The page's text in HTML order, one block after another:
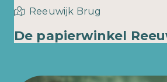
Reeuwijk Brug
De papierwinkel